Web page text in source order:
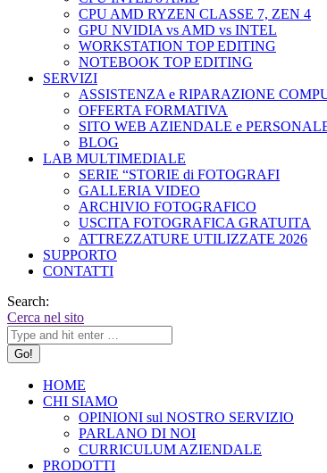
CPU AMD RYZEN CLASSE 7, ZEN 4
GPU NVIDIA vs AMD vs INTEL
WORKSTATION TOP EDITING
NOTEBOOK TOP EDITING
SERVIZI
ASSISTENZA e RIPARAZIONE
OFFERTA FORMATIVA
SITO WEB AZIENDALE e
BLOG
LAB MULTIMEDIALE
SERIE “STORIE di FOTOGRAFI
GALLERIA VIDEO
ARCHIVIO FOTOGRAFICO
USCITA FOTOGRAFICA GRATUITA
ATTREZZATURE UTILIZZATE 2026
SUPPORTO
CONTATTI
Search:
Cerca nel sito
HOME
CHI SIAMO
OPINIONI sul NOSTRO SERVIZIO
PARLANO DI NOI
CURRICULUM AZIENDALE
PRODOTTI